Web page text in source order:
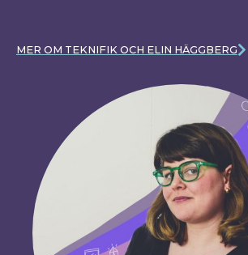
MER OM TEKNIFIK OCH ELIN HÄGGBERG